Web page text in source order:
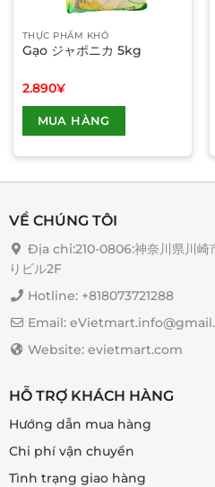
THỰC PHẨM KHÔ
Gạo ジャポニカ 5kg
2.890¥
MUA HÀNG
VỀ CHÚNG TÔI
Địa chỉ:210-0806:神奈川県川崎
りビル2F
Hotline: +818073721288
Email:
Website: evietmart.com
HỖ TRỢ KHÁCH HÀNG
Hướng dẫn mua hàng
Chi phí vận chuyển
Tình trạng giao hàng